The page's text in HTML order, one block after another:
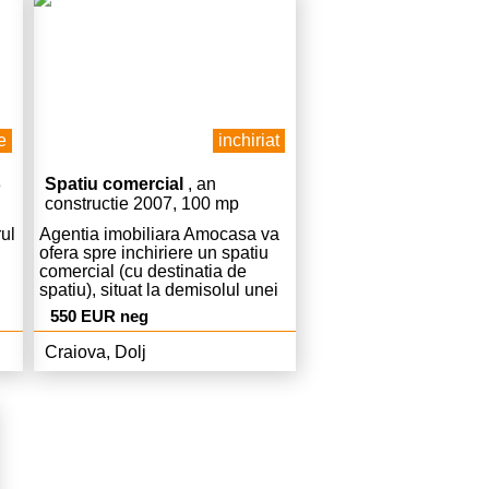
inchiriat
Spatiu comercial , an
constructie 2007, 100 mp
Agentia imobiliara Amocasa va
ofera spre inchiriere un spatiu
comercial (cu destinatia de
spatiu), situat la demisolul unei
cladiri in zona Bacriz-Gara.
Imobilul are o suprafata de
100mp, este finisat cu gresie,
faianta, tamplarie pvc si este
550 EUR neg
Craiova, Dolj